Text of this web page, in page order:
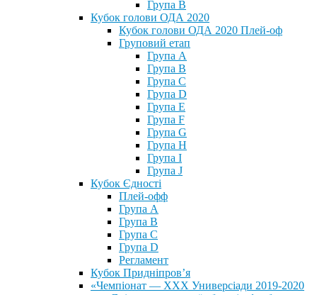
Група В
Кубок голови ОДА 2020
Кубок голови ОДА 2020 Плей-оф
Груповий етап
Група A
Група B
Група C
Група D
Група E
Група F
Група G
Група H
Група I
Група J
Кубок Єдності
Плей-офф
Група А
Група В
Група С
Група D
Регламент
Кубок Придніпров’я
«Чемпіонат — ХХХ Универсіади 2019-2020